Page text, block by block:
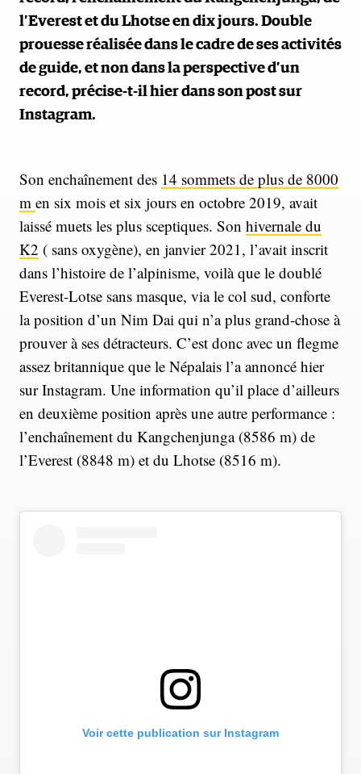
l’Everest et du Lhotse en dix jours. Double
prouesse réalisée dans le cadre de ses activités
de guide, et non dans la perspective d’un
record, précise-t-il hier dans son post sur
Instagram.
Son enchaînement des 14 sommets de plus de 8000
m en six mois et six jours en octobre 2019, avait
laissé muets les plus sceptiques. Son hivernale du
K2 ( sans oxygène), en janvier 2021, l’avait inscrit
dans l’histoire de l’alpinisme, voilà que le doublé
Everest-Lotse sans masque, via le col sud, conforte
la position d’un Nim Dai qui n’a plus grand-chose à
prouver à ses détracteurs. C’est donc avec un flegme
assez britannique que le Népalais l’a annoncé hier
sur Instagram. Une information qu’il place d’ailleurs
en deuxième position après une autre performance :
l’enchaînement du Kangchenjunga (8586 m) de
l’Everest (8848 m) et du Lhotse (8516 m).
Voir cette publication sur Instagram